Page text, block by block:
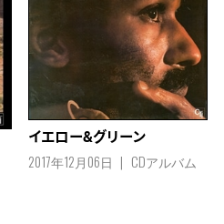
イエロー&グリーン
2017年12月06日 CDアルバム